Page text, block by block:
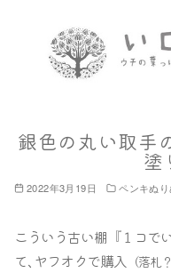
銀色の丸い取手
塗
2022年3月19日 ペンキぬり
こういう古い棚『１コで
て､ヤフオクで購入 （落札